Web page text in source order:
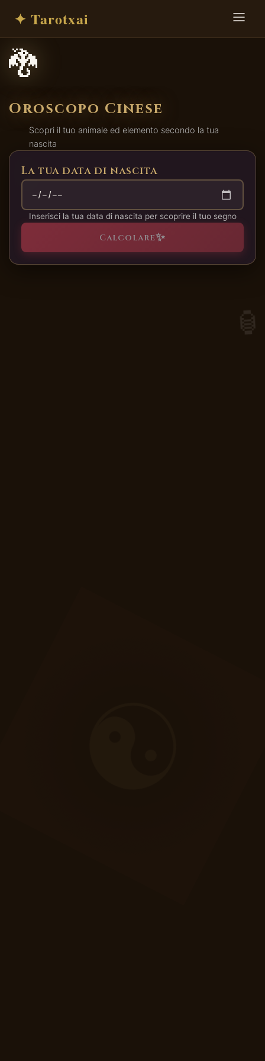
✦ Tarotxai
🐉
Oroscopo Cinese
Scopri il tuo animale ed elemento secondo la tua
nascita
La tua data di nascita
Inserisci la tua data di nascita per scoprire il tuo segno
Calcolare✨